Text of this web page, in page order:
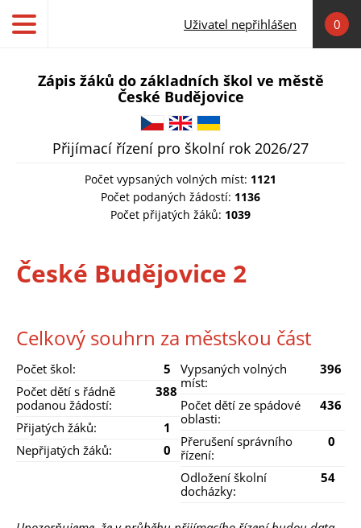
Uživatel nepřihlášen
0
Zápis žáků do základních škol ve městě
České Budějovice
Přijímací řízení pro školní rok 2026/27
Počet vypsaných volných míst: 1121
Počet podaných žádostí: 1136
Počet přijatých žáků: 1039
České Budějovice 2
Celkový souhrn za městskou část
Počet škol:
5
Počet dětí s řádně
podanou žádostí:
388
Přijatých žáků:
1
Nepřijatých žáků:
0
Vypsaných volných
míst:
396
Počet dětí ze spádové
oblasti:
436
Přerušení správního
řízení:
0
Odložení školní
docházky:
54